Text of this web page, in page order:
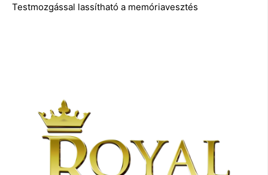
Testmozgással lassítható a memóriavesztés